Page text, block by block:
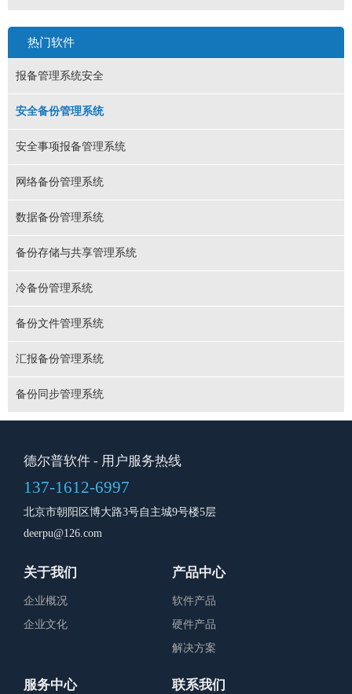
热门软件
报备管理系统安全
安全备份管理系统
安全事项报备管理系统
网络备份管理系统
数据备份管理系统
备份存储与共享管理系统
冷备份管理系统
备份文件管理系统
汇报备份管理系统
备份同步管理系统
德尔普软件 - 用户服务热线
137-1612-6997
北京市朝阳区博大路3号自主城9号楼5层
deerpu@126.com
关于我们
企业概况
企业文化
产品中心
软件产品
硬件产品
解决方案
服务中心 联系我们